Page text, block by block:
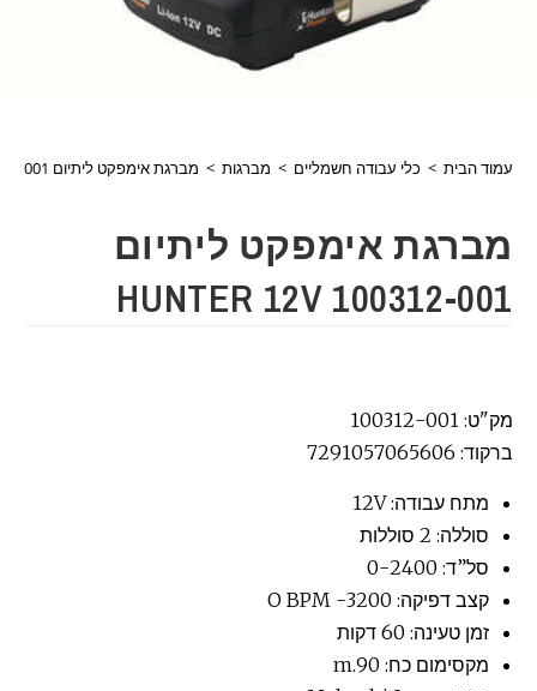
עמוד הבית > כלי עבודה חשמליים > מברגות > מברגת אימפקט ליתיום HUNTER 12V 100312-001
מברגת אימפקט ליתיום
HUNTER 12V 100312-001
מק"ט: 100312-001
ברקוד: 7291057065606
מתח עבודה: 12V
סוללה: 2 סוללות
סל”ד: 0-2400
קצב דפיקה: 3200- O BPM
זמן טעינה: 60 דקות
מקסימום כח: 90.m